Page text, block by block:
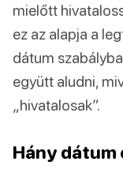
mielőtt
ez az alapja a
dátum
együtt aludni,
„hivatalosak”.
Hány